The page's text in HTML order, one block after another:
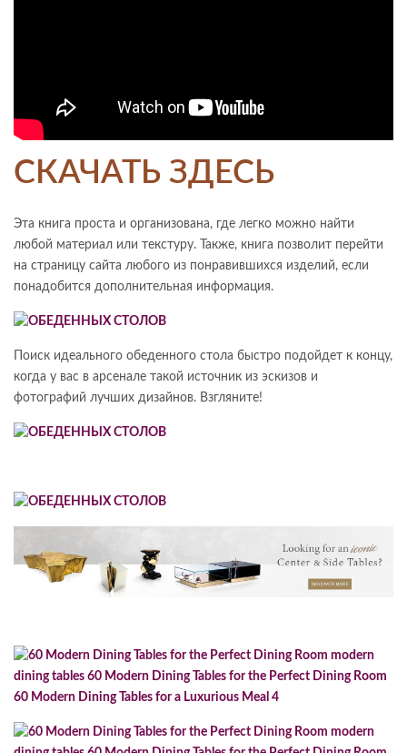
СКАЧАТЬ ЗДЕСЬ
Эта книга проста и организована, где легко можно найти
любой материал или текстуру. Также, книга позволит перейти
на страницу сайта любого из понравившихся изделий, если
понадобится дополнительная информация.
Поиск идеального обеденного стола быстро подойдет к концу,
когда у вас в арсенале такой источник из эскизов и
фотографий лучших дизайнов. Взгляните!